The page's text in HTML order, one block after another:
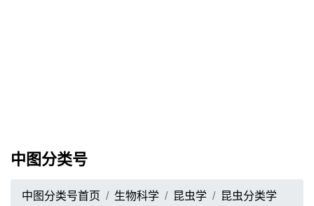
中图分类号
中图分类号首页 生物科学 昆虫学
昆虫分类学